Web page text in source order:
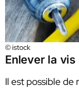
© istock
Enlever la
Il est possible